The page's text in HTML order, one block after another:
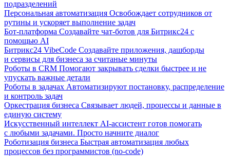
подразделений
Персональная автоматизация Освобождает сотрудников от
рутины и ускоряет выполнение задач
Бот-платформа Создавайте чат-ботов для Битрикс24 с
помощью AI
Битрикс24 VibeCode Создавайте приложения, дашборды
и сервисы для бизнеса за считаные минуты
Роботы в CRM Помогают закрывать сделки быстрее и не
упускать важные детали
Роботы в задачах Автоматизируют постановку, распределение
и контроль задач
Оркестрация бизнеса Связывает людей, процессы и данные в
единую систему
Искусственный интеллект AI-ассистент готов помогать
с любыми задачами. Просто начните диалог
Роботизация бизнеса Быстрая автоматизация любых
процессов без программистов (no-code)